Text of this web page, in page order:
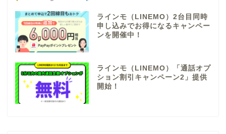
ラインモ（LINEMO）2台目同時
申し込みでお得になるキャンペー
ンを開催中！
ラインモ（LINEMO）「通話オプ
ション割引キャンペーン2」提供
開始！